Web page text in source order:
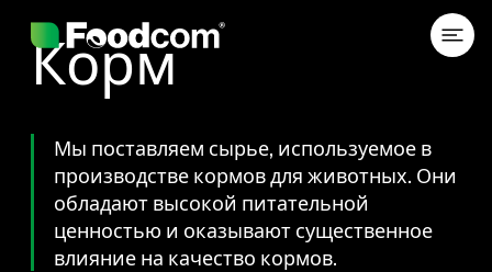
Корм
Мы поставляем сырье, используемое в
производстве кормов для животных. Они
обладают высокой питательной
ценностью и оказывают существенное
влияние на качество кормов.